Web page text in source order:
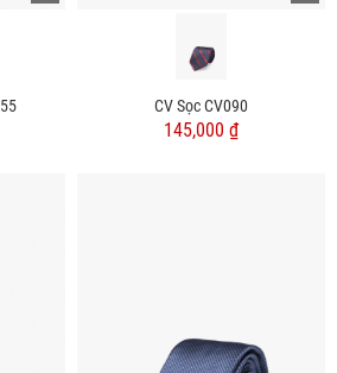
CV Sọc CV090
145,000 ₫